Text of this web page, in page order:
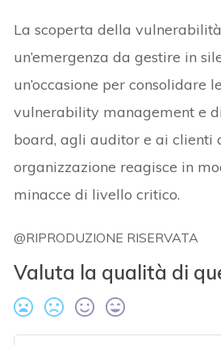
La scoperta della
un’emergenza da gestire in
un’occasione per consolidare
vulnerability management e
board, agli auditor e ai clienti
organizzazione reagisce in
minacce di livello critico.
@RIPRODUZIONE RISERVATA
Valuta la qualità di